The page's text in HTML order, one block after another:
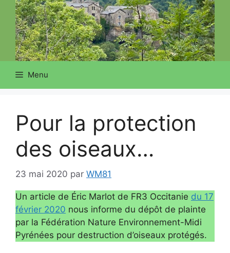
Menu
Pour la protection
des oiseaux…
23 mai 2020 par WM81
Un article de Éric Marlot de FR3 Occitanie du 17
février 2020 nous informe du dépôt de plainte
par la Fédération Nature Environnement-Midi
Pyrénées pour destruction d’oiseaux protégés.